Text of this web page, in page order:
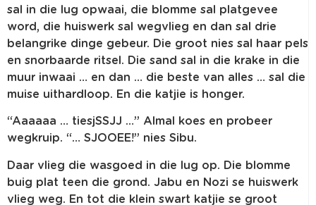
sal in die lug opwaai, die blomme sal platgevee
word, die huiswerk sal wegvlieg en dan sal drie
belangrike dinge gebeur. Die groot nies sal haar pels
en snorbaarde ritsel. Die sand sal in die krake in die
muur inwaai … en dan … die beste van alles … sal die
muise uithardloop. En die katjie is honger.
“Aaaaaa … tiesjSSJJ …” Almal koes en probeer
wegkruip. “… SJOOEE!” nies Sibu.
Daar vlieg die wasgoed in die lug op. Die blomme
buig plat teen die grond. Jabu en Nozi se huiswerk
vlieg weg. En tot die klein swart katjie se groot